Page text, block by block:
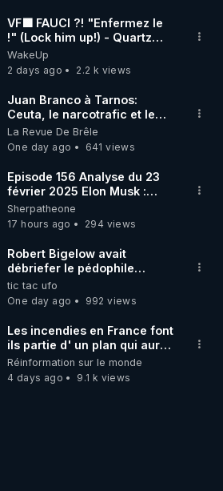
VF🟩 FAUCI ?! "Enfermez le
!" (Lock him up!) - Quartz
Traduction
WakeUp
2 days ago
2.2 k views
Juan Branco à Tarnos:
Ceuta, le narcotrafic et le
pouvoir en France
La Revue De Brêle
One day ago
641 views
Episode 156 Analyse du 23
février 2025 Elon Musk :
Houston , on a un problème !
Sherpatheone
17 hours ago
294 views
Robert Bigelow avait
débriefer le pédophile
génocidaire de donald j
trump
tic tac ufo
One day ago
992 views
Les incendies en France font
ils partie d' un plan qui aurait
débuté le 11 septembre 2001
?
Réinformation sur le monde
4 days ago
9.1 k views